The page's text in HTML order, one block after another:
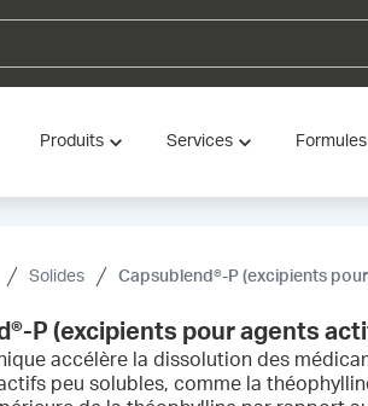
Produits Services Formules
Solides Capsublend®-P (excipients
P (excipients pour agents
accélère la dissolution des
peu solubles, comme la